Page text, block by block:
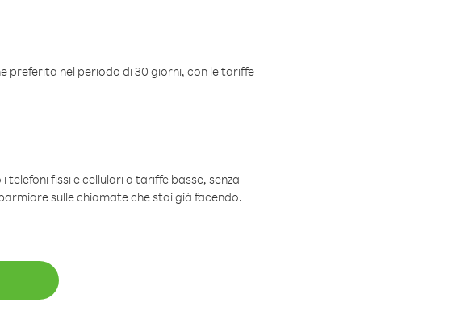
preferita nel periodo di 30 giorni, con le tariffe
fissi e cellulari a tariffe basse, senza
sulle chiamate che stai già facendo.